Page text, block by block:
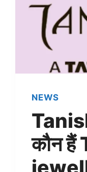
NEWS
कौन हैं